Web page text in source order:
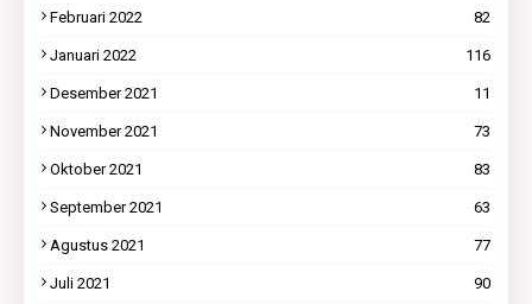
Februari 2022 82
Januari 2022 116
Desember 2021 11
November 2021 73
Oktober 2021 83
September 2021 63
Agustus 2021 77
Juli 2021 90